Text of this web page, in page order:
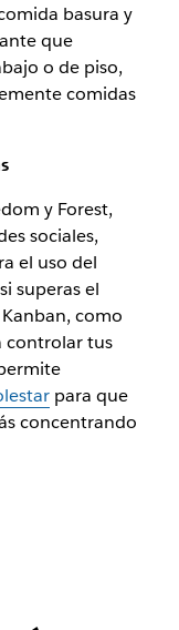
basura y
que
o de piso,
comidas
y Forest,
sociales,
el uso del
superas el
como
controlar tus
para que
concentrando